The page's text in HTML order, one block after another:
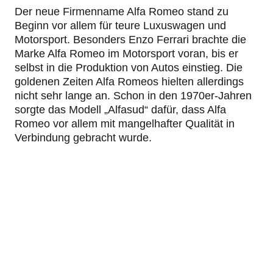
Der neue Firmenname Alfa Romeo stand zu
Beginn vor allem für teure Luxuswagen und
Motorsport. Besonders Enzo Ferrari brachte die
Marke Alfa Romeo im Motorsport voran, bis er
selbst in die Produktion von Autos einstieg. Die
goldenen Zeiten Alfa Romeos hielten allerdings
nicht sehr lange an. Schon in den 1970er-Jahren
sorgte das Modell „Alfasud“ dafür, dass Alfa
Romeo vor allem mit mangelhafter Qualität in
Verbindung gebracht wurde.